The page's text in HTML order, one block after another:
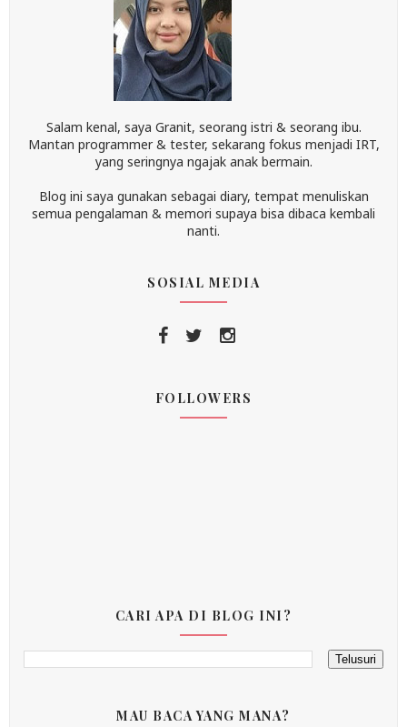
Salam kenal, saya Granit, seorang istri & seorang ibu.
Mantan programmer & tester, sekarang fokus menjadi IRT,
yang seringnya ngajak anak bermain.
Blog ini saya gunakan sebagai diary, tempat menuliskan
semua pengalaman & memori supaya bisa dibaca kembali
nanti.
SOSIAL MEDIA
FOLLOWERS
CARI APA DI BLOG INI?
MAU BACA YANG MANA?